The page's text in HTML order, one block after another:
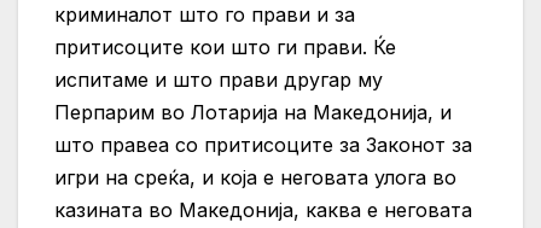
криминалот што го прави и за
притисоците кои што ги прави. Ќе
испитаме и што прави другар му
Перпарим во Лотарија на Македонија, и
што правеа со притисоците за Законот за
игри на среќа, и која е неговата улога во
казината во Македонија, каква е неговата